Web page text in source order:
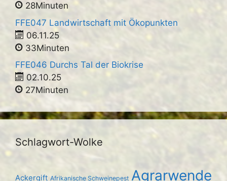
28Minuten
FFE047 Landwirtschaft mit Ökopunkten
06.11.25
33Minuten
FFE046 Durchs Tal der Biokrise
02.10.25
27Minuten
Schlagwort-Wolke
Ackergift Afrikanische Schweinepest Agrarwende